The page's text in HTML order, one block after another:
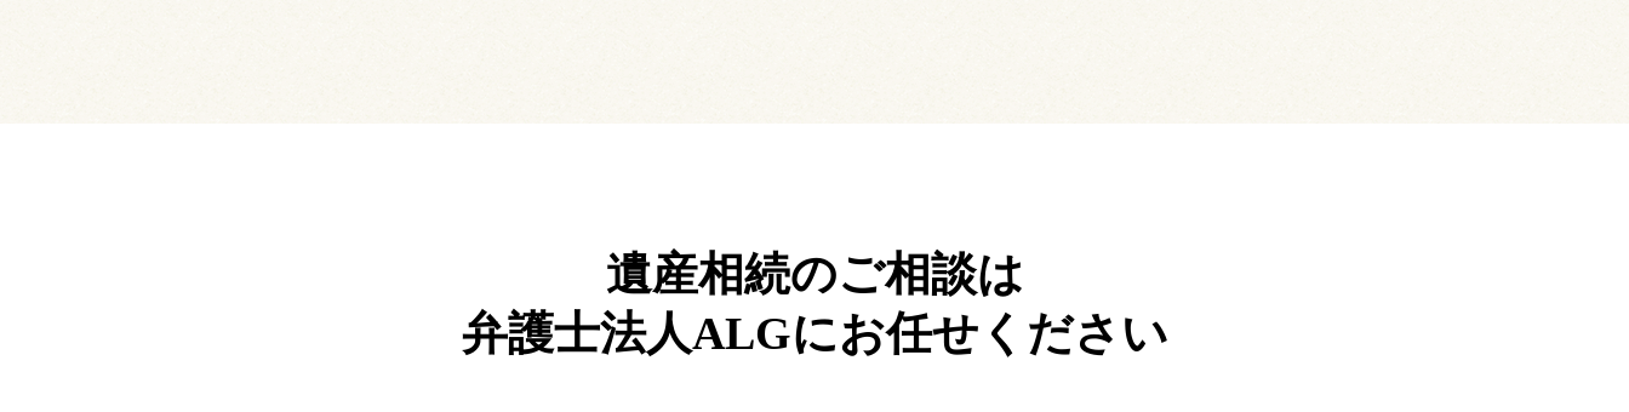
遺産相続のご相談は
弁護士法人ALGにお任せください